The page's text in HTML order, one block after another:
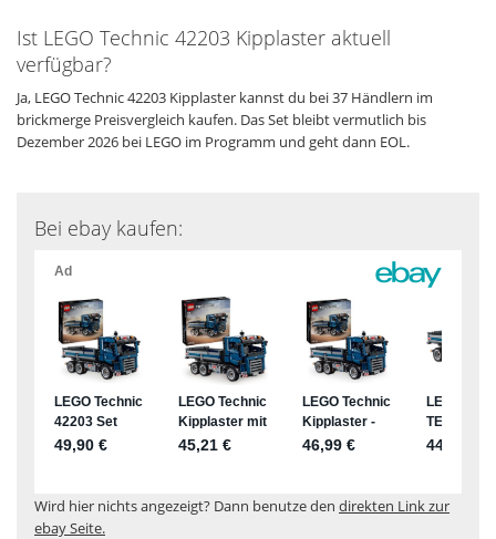
Ist LEGO Technic 42203 Kipplaster aktuell
verfügbar?
Ja, LEGO Technic 42203 Kipplaster kannst du bei 37 Händlern im
brickmerge Preisvergleich kaufen. Das Set bleibt vermutlich bis
Dezember 2026 bei LEGO im Programm und geht dann EOL.
Bei ebay kaufen:
Wird hier nichts angezeigt? Dann benutze den direkten Link zur
ebay Seite.